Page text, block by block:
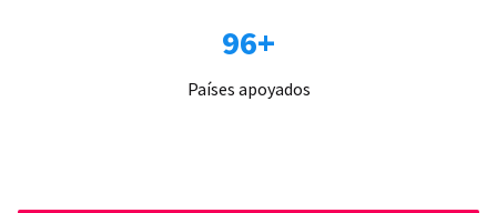
96+
Países apoyados